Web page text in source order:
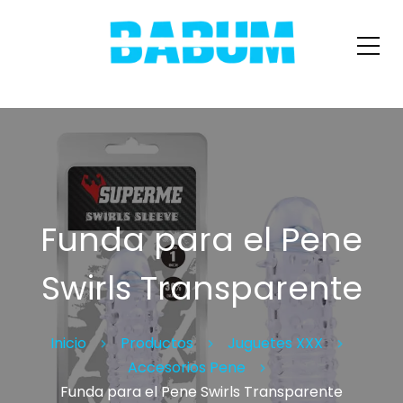
Funda para el Pene
Swirls Transparente
Inicio Productos
Juguetes XXX
Accesorios Pene
Funda para el Pene Swirls Transparente